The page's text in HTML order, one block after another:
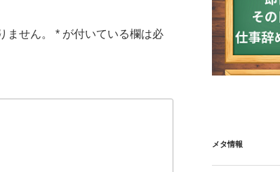
ません。 * が付いている欄は必
メタ情報